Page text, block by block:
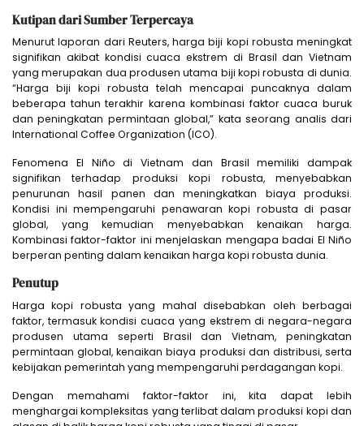
Kutipan dari Sumber Terpercaya
Menurut laporan dari Reuters, harga biji kopi robusta meningkat
signifikan akibat kondisi cuaca ekstrem di Brasil dan Vietnam
yang merupakan dua produsen utama biji kopi robusta di dunia.
“Harga biji kopi robusta telah mencapai puncaknya dalam
beberapa tahun terakhir karena kombinasi faktor cuaca buruk
dan peningkatan permintaan global,” kata seorang analis dari
International Coffee Organization (ICO).
Fenomena El Niño di Vietnam dan Brasil memiliki dampak
signifikan terhadap produksi kopi robusta, menyebabkan
penurunan hasil panen dan meningkatkan biaya produksi.
Kondisi ini mempengaruhi penawaran kopi robusta di pasar
global, yang kemudian menyebabkan kenaikan harga.
Kombinasi faktor-faktor ini menjelaskan mengapa badai El Niño
berperan penting dalam kenaikan harga kopi robusta dunia.
Penutup
Harga kopi robusta yang mahal disebabkan oleh berbagai
faktor, termasuk kondisi cuaca yang ekstrem di negara-negara
produsen utama seperti Brasil dan Vietnam, peningkatan
permintaan global, kenaikan biaya produksi dan distribusi, serta
kebijakan pemerintah yang mempengaruhi perdagangan kopi.
Dengan memahami faktor-faktor ini, kita dapat lebih
menghargai kompleksitas yang terlibat dalam produksi kopi dan